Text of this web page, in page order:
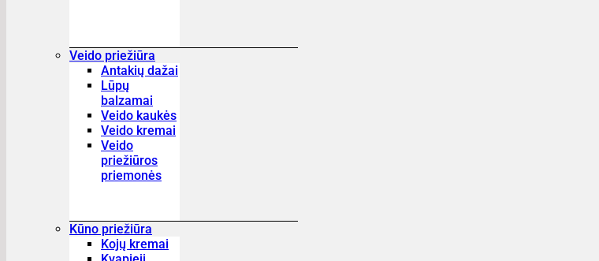
Veido priežiūra
Antakių dažai
Lūpų
balzamai
Veido kaukės
Veido kremai
Veido
priežiūros
priemonės
Kūno priežiūra
Kojų kremai